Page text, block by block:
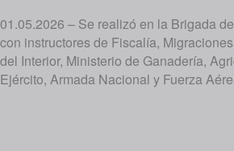
01.05.2026 – Se realizó en la Brigada
con instructores de Fiscalía,
del Interior, Ministerio de Ganadería,
Ejército, Armada Nacional y Fuerza